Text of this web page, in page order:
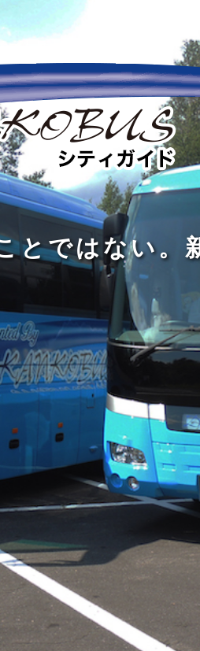
こそ価 値があ
とでは ない。
。人と会い、本
るために旅を す
こそ価 値があ
に出たくてし
ではなく、旅
の大き な泉で